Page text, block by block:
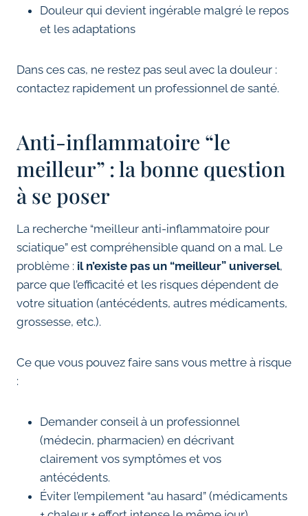
Douleur qui devient ingérable malgré le repos
et les adaptations
Dans ces cas, ne restez pas seul avec la douleur :
contactez rapidement un professionnel de santé.
Anti-inflammatoire “le
meilleur” : la bonne question
à se poser
La recherche “meilleur anti-inflammatoire pour
sciatique” est compréhensible quand on a mal. Le
problème : il n’existe pas un “meilleur” universel,
parce que l’efficacité et les risques dépendent de
votre situation (antécédents, autres médicaments,
grossesse, etc.).
Ce que vous pouvez faire sans vous mettre à risque
:
Demander conseil à un professionnel
(médecin, pharmacien) en décrivant
clairement vos symptômes et vos
antécédents.
Éviter l’empilement “au hasard” (médicaments